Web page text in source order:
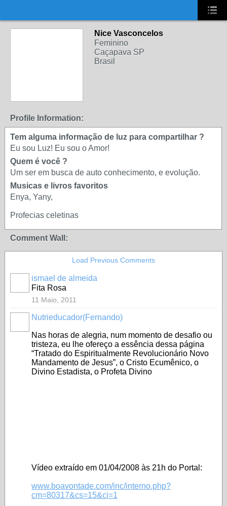
Nice Vasconcelos
Feminino
Caçapava SP
Brasil
Profile Information:
Tem alguma informação de luz para compartilhar ?
Eu sou Luz! Eu sou o Amor!
Quem é você ?
Um ser em busca de auto conhecimento, e evolução.
Musicas e livros favoritos
Enya, Yany,
Profecias celetinas
Comment Wall:
Load Previous Comments
ismael de almeida
Fita Rosa
11 Maio, 2011
Nutrieducador(Fernando)
Nas horas de alegria, num momento de desafio ou
tristeza, eu lhe ofereço a essência dessa página
“Tratado do Espiritualmente Revolucionário Novo
Mandamento de Jesus”, o Cristo Ecumênico, o
Divino Estadista, o Profeta Divino
Vídeo extraído em 01/04/2008 às 21h do Portal:
www.boavontade.com/inc/interno.php?
cm=80317&cs=15&ci=1